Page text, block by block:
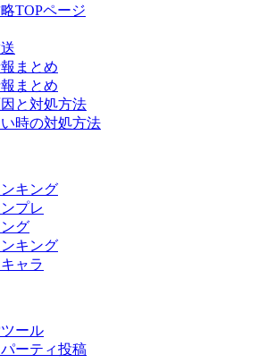
TOPページ
まとめ
まとめ
と対処方法
時の対処方法
キング
プレ
グ
キング
ャラ
ール
ーティ投稿